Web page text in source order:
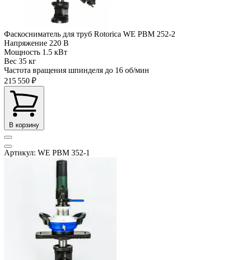
Фаскосниматель для труб Rotorica WE PBM 252-2
Напряжение 220 В
Мощность 1.5 кВт
Вес 35 кг
Частота вращения шпинделя до 16 об/мин
215 550 ₽
В корзину
Артикул: WE PBM 352-1